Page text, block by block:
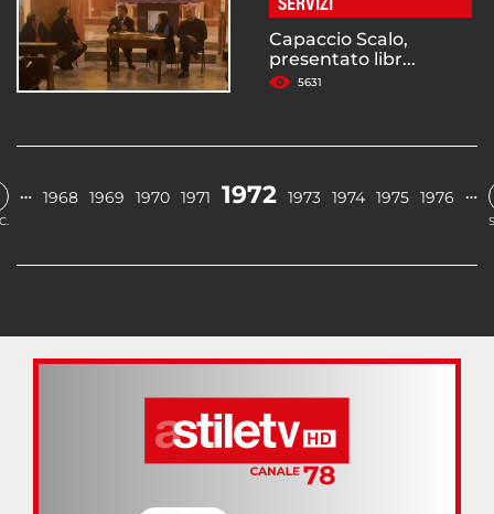
SERVIZI
Capaccio Scalo,
presentato libr...
5631
… 1968 1969 1970 1971 1972 1973 1974 1975 1976 …